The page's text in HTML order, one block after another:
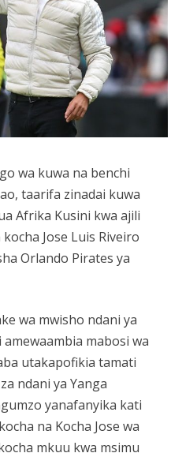
wa kuwa na benchi
taarifa zinadai kuwa
Afrika Kusini kwa ajili
Jose Luis Riveiro
Orlando Pirates ya
wa mwisho ndani ya
mabosi wa
utakapofikia tamati
ndani ya Yanga
yanafanyika kati
na Kocha Jose wa
mkuu kwa msimu